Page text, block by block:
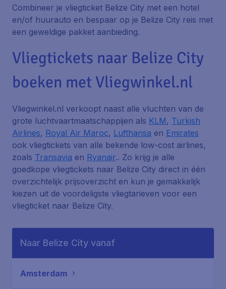
Combineer je vliegticket Belize City met een hotel
en/of huurauto en bespaar op je Belize City reis met
een geweldige pakket aanbieding.
Vliegtickets naar Belize City
boeken met Vliegwinkel.nl
Vliegwinkel.nl verkoopt naast alle vluchten van de
grote luchtvaartmaatschappijen als KLM, Turkish
Airlines, Royal Air Maroc, Lufthansa en Emirates
ook vliegtickets van alle bekende low-cost airlines,
zoals Transavia en Ryanair.. Zo krijg je alle
goedkope vliegtickets naar Belize City direct in één
overzichtelijk prijsoverzicht en kun je gemakkelijk
kiezen uit de voordeligste vliegtarieven voor een
vliegticket naar Belize City.
Naar Belize City vanaf
Amsterdam